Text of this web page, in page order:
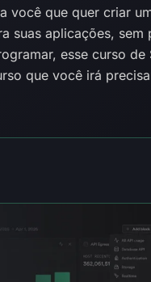
você que quer criar
suas aplicações, sem
esse curso de
que você irá